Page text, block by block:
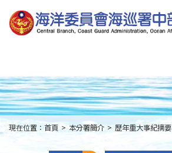
到
主
要
to
main
content
:::
現在位置： 首頁 > 本分署簡介 > 歷年重大事紀摘要